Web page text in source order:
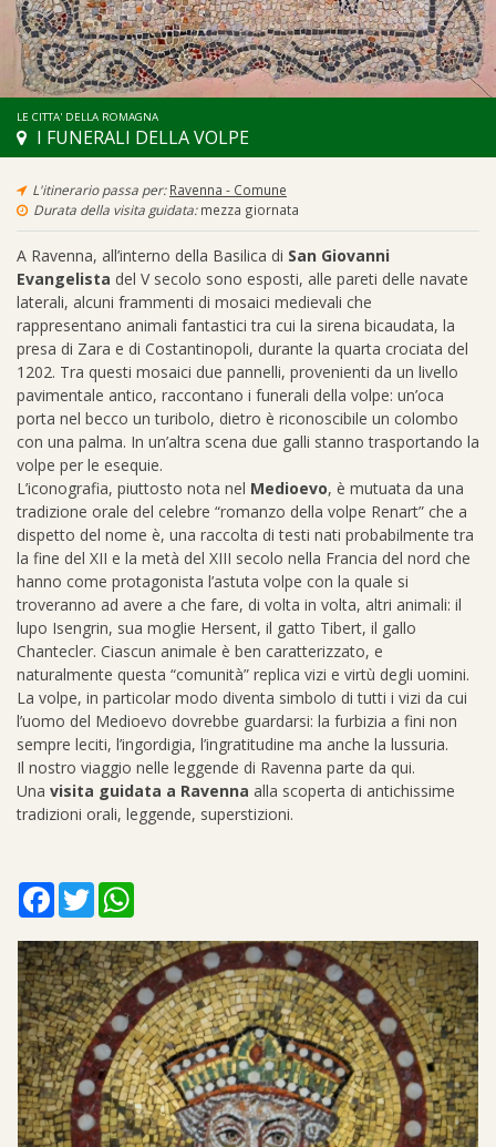
LE CITTA' DELLA ROMAGNA
I FUNERALI DELLA VOLPE
L'itinerario passa per:Ravenna - Comune
Durata della visita guidata:mezza giornata
A Ravenna, all’interno della Basilica di San Giovanni
Evangelista del V secolo sono esposti, alle pareti delle navate
laterali, alcuni frammenti di mosaici medievali che
rappresentano animali fantastici tra cui la sirena bicaudata, la
presa di Zara e di Costantinopoli, durante la quarta crociata del
1202. Tra questi mosaici due pannelli, provenienti da un livello
pavimentale antico, raccontano i funerali della volpe: un’oca
porta nel becco un turibolo, dietro è riconoscibile un colombo
con una palma. In un’altra scena due galli stanno trasportando la
volpe per le esequie.
L’iconografia, piuttosto nota nel Medioevo, è mutuata da una
tradizione orale del celebre “romanzo della volpe Renart” che a
dispetto del nome è, una raccolta di testi nati probabilmente tra
la fine del XII e la metà del XIII secolo nella Francia del nord che
hanno come protagonista l’astuta volpe con la quale si
troveranno ad avere a che fare, di volta in volta, altri animali: il
lupo Isengrin, sua moglie Hersent, il gatto Tibert, il gallo
Chantecler. Ciascun animale è ben caratterizzato, e
naturalmente questa “comunità” replica vizi e virtù degli uomini.
La volpe, in particolar modo diventa simbolo di tutti i vizi da cui
l’uomo del Medioevo dovrebbe guardarsi: la furbizia a fini non
sempre leciti, l’ingordigia, l’ingratitudine ma anche la lussuria.
Il nostro viaggio nelle leggende di Ravenna parte da qui.
Una visita guidata a Ravenna alla scoperta di antichissime
tradizioni orali, leggende, superstizioni.
Facebook
Twitter